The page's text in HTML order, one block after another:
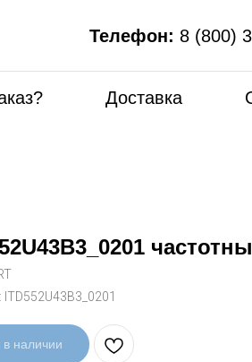
Телефон: 8 (800)
Доставка
ITD552U43B3_0201
в наличии